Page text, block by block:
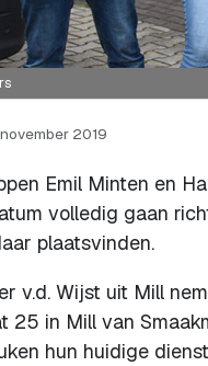
2019
Emil Minten en
volledig gaan
plaatsvinden.
v.d. Wijst uit Mill
25 in Mill van
hun huidige